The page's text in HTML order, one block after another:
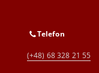
Telefon
(+48) 68 328 21 55